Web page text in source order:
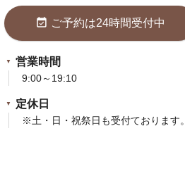
event_available ご予約は24時間受付中
営業時間
9:00～19:10
定休日
※土・日・祝祭日も受付ております。